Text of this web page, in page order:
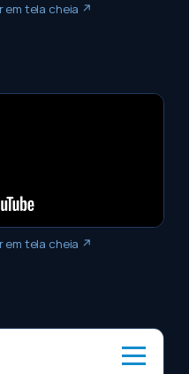
em tela cheia ↗
em tela cheia ↗